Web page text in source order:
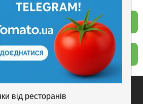
App Store
Google Play